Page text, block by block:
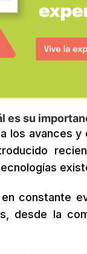
es su
los avances y
constante
desde la